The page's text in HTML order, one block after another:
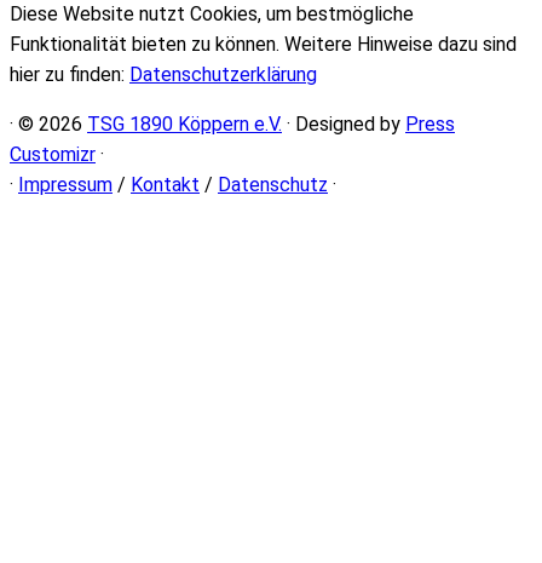
Diese Website nutzt Cookies, um bestmögliche
Funktionalität bieten zu können. Weitere Hinweise dazu sind
hier zu finden: Datenschutzerklärung
· © 2026 TSG 1890 Köppern e.V. · Designed by Press
Customizr ·
· Impressum / Kontakt / Datenschutz ·